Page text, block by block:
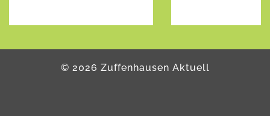
© 2026 Zuffenhausen Aktuell